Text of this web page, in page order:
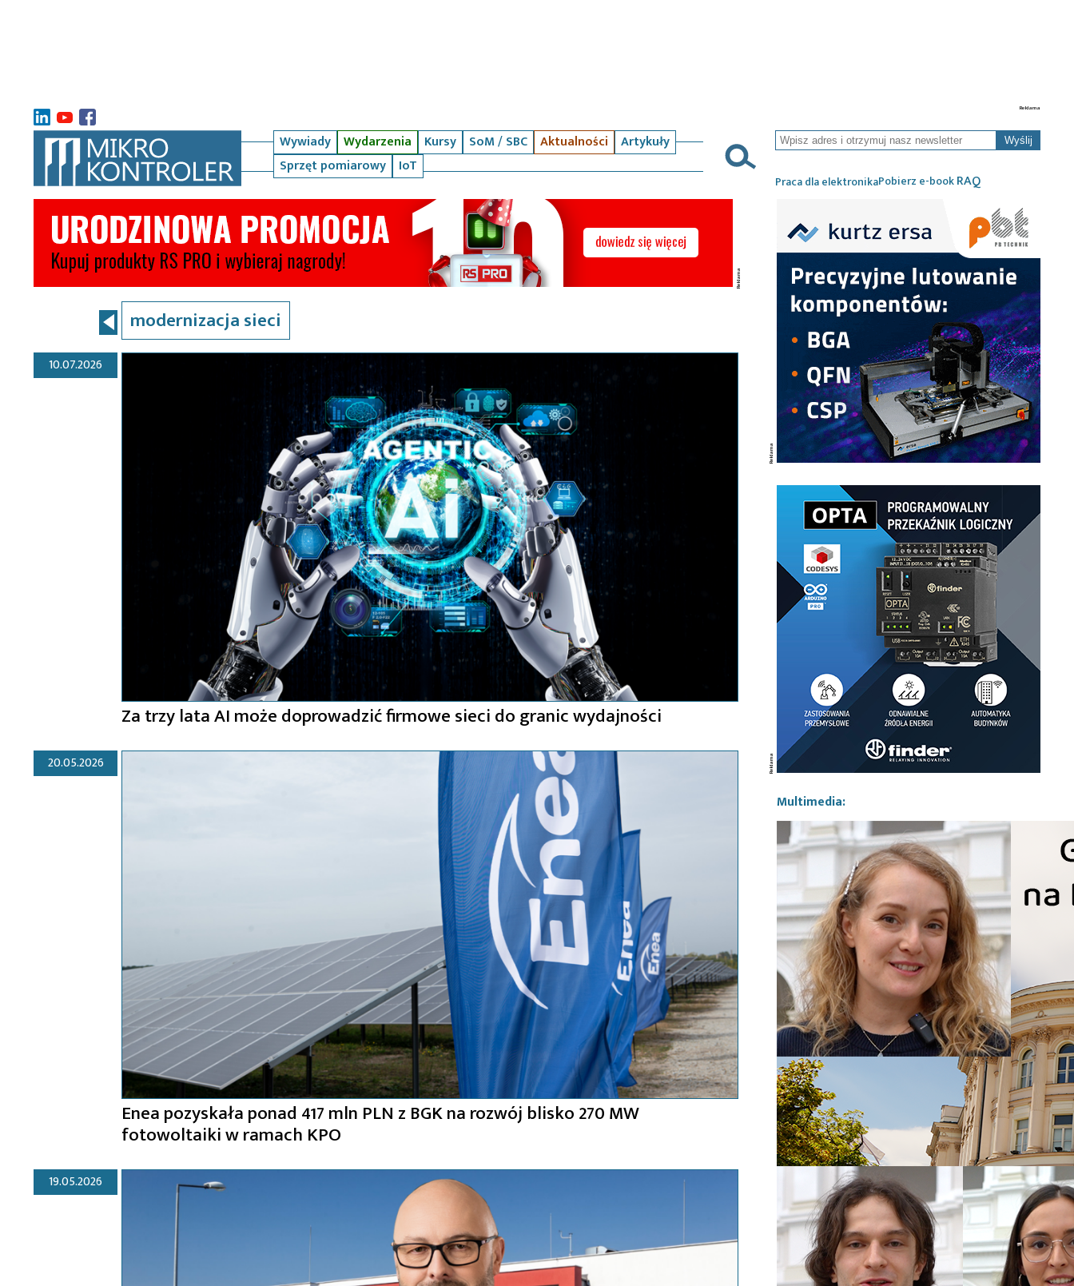
Wywiady Wydarzenia Kursy SoM / SBC Aktualności
Artykuły
Sprzęt pomiarowy
IoT
Wyślij
Praca dla elektronikaPobierz e-bookRAQ
modernizacja sieci
10.07.2026
Za trzy lata AI może doprowadzić firmowe sieci do granic wydajności
20.05.2026
Enea pozyskała ponad 417 mln PLN z BGK na rozwój blisko 270 MW
fotowoltaiki w ramach KPO
19.05.2026
Multimedia: